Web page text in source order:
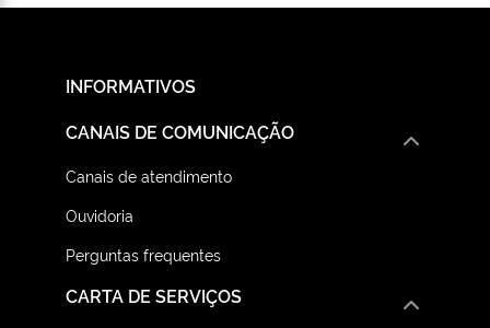
INFORMATIVOS
CANAIS DE COMUNICAÇÃO
Canais de atendimento
Ouvidoria
Perguntas frequentes
CARTA DE SERVIÇOS